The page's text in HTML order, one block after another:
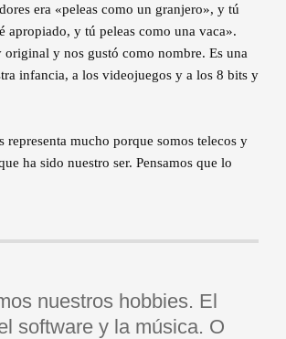
era «peleas como un granjero», y tú
apropiado, y tú peleas como una vaca».
original y nos gustó como nombre. Es una
infancia, a los videojuegos y a los 8 bits y
representa mucho porque somos telecos y
ha sido nuestro ser. Pensamos que lo
nuestros hobbies. El
software y la música. O